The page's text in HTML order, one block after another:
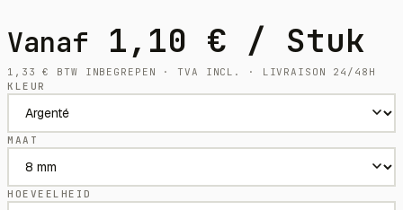
Vanaf 1,10 € / Stuk
1,33€
BTW INBEGREPEN · TVA INCL. · LIVRAISON 24/48H
KLEUR
MAAT
HOEVEELHEID